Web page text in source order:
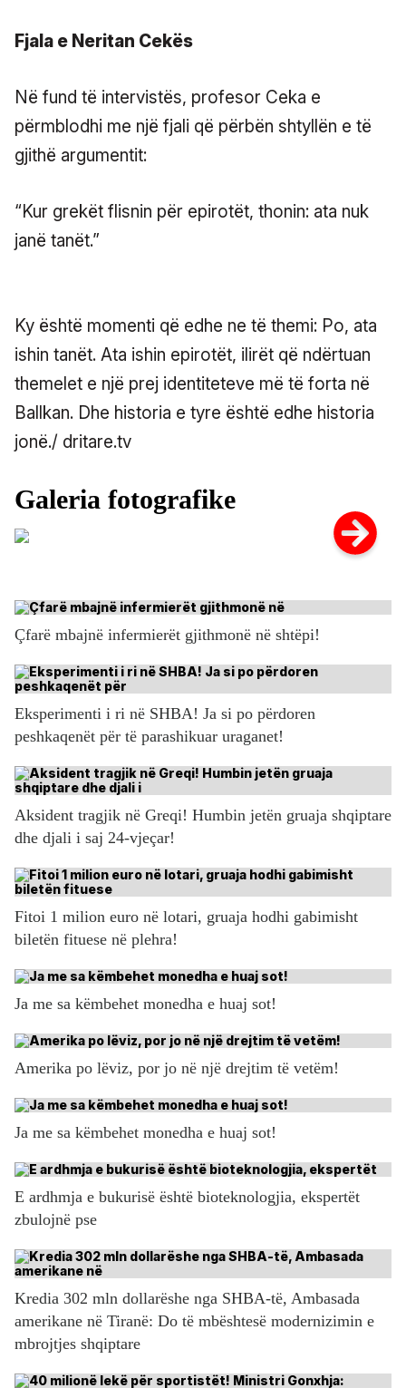
Fjala e Neritan Cekës
Në fund të intervistës, profesor Ceka e
përmblodhi me një fjali që përbën shtyllën e të
gjithë argumentit:
“Kur grekët flisnin për epirotët, thonin: ata nuk
janë tanët.”
Ky është momenti që edhe ne të themi: Po, ata
ishin tanët. Ata ishin epirotët, ilirët që ndërtuan
themelet e një prej identiteteve më të forta në
Ballkan. Dhe historia e tyre është edhe historia
jonë./ dritare.tv
Çfarë mbajnë infermierët gjithmonë në shtëpi!
Eksperimenti i ri në SHBA! Ja si po përdoren
peshkaqenët për të parashikuar uraganet!
Aksident tragjik në Greqi! Humbin jetën gruaja shqiptare
dhe djali i saj 24-vjeçar!
Fitoi 1 milion euro në lotari, gruaja hodhi gabimisht
biletën fituese në plehra!
Ja me sa këmbehet monedha e huaj sot!
Amerika po lëviz, por jo në një drejtim të vetëm!
Ja me sa këmbehet monedha e huaj sot!
E ardhmja e bukurisë është bioteknologjia, ekspertët
zbulojnë pse
Kredia 302 mln dollarëshe nga SHBA-të, Ambasada
amerikane në Tiranë: Do të mbështesë modernizimin e
mbrojtjes shqiptare